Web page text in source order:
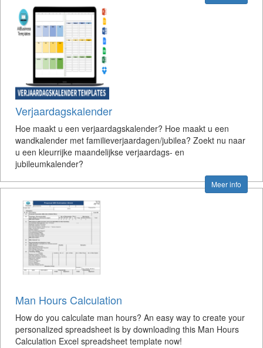
Verjaardagskalender
Hoe maakt u een verjaardagskalender? Hoe maakt u een
wandkalender met familieverjaardagen/jubilea? Zoekt nu naar
u een kleurrijke maandelijkse verjaardags- en
jubileumkalender?
Meer info
Man Hours Calculation
How do you calculate man hours? An easy way to create your
personalized spreadsheet is by downloading this Man Hours
Calculation Excel spreadsheet template now!